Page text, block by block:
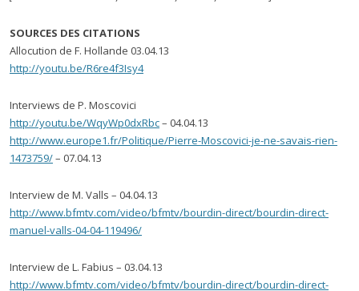
SOURCES DES CITATIONS
Allocution de F. Hollande 03.04.13
http://youtu.be/R6re4f3Isy4
Interviews de P. Moscovici
http://youtu.be/WqyWp0dxRbc– 04.04.13
http://www.europe1.fr/Politique/Pierre-Moscovici-je-ne-savais-rien-
1473759/– 07.04.13
Interview de M. Valls – 04.04.13
http://www.bfmtv.com/video/bfmtv/bourdin-direct/bourdin-direct-
manuel-valls-04-04-119496/
Interview de L. Fabius – 03.04.13
http://www.bfmtv.com/video/bfmtv/bourdin-direct/bourdin-direct-